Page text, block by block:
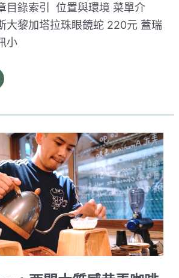
目錄索引 位置與環境 菜單介
大黎加塔拉珠眼鏡蛇 220元 蓋瑞
小